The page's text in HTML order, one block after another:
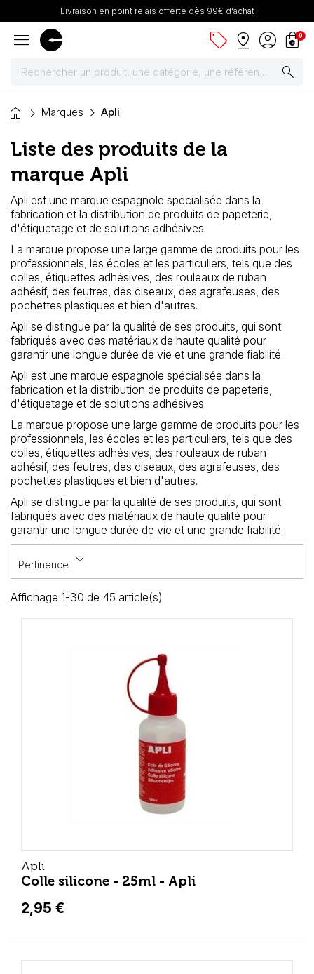
Livraison en point relais offerte dès 99€ d'achat
menu sell pin_drop account_circle shopping_bag
0
search
Peintures
Pinceaux & fournitures
Châssis, toiles & chevalets
Papiers
Dessin & arts graphiques
Cartons mousse & plume
Loisirs Créatifs
Coffrets & cadeaux
Encadrement
mail Contact / Aide
home Marques Apli
Liste des produits de la
marque Apli
Apli est une marque espagnole spécialisée dans la
fabrication et la distribution de produits de papeterie,
d'étiquetage et de solutions adhésives.
La marque propose une large gamme de produits pour les
professionnels, les écoles et les particuliers, tels que des
colles, étiquettes adhésives, des rouleaux de ruban
adhésif, des feutres, des ciseaux, des agrafeuses, des
pochettes plastiques et bien d'autres.
Apli se distingue par la qualité de ses produits, qui sont
fabriqués avec des matériaux de haute qualité pour
garantir une longue durée de vie et une grande fiabilité.
Apli est une marque espagnole spécialisée dans la
fabrication et la distribution de produits de papeterie,
d'étiquetage et de solutions adhésives.
La marque propose une large gamme de produits pour les
professionnels, les écoles et les particuliers, tels que des
colles, étiquettes adhésives, des rouleaux de ruban
adhésif, des feutres, des ciseaux, des agrafeuses, des
pochettes plastiques et bien d'autres.
Apli se distingue par la qualité de ses produits, qui sont
fabriqués avec des matériaux de haute qualité pour
garantir une longue durée de vie et une grande fiabilité.
Pertinence keyboard_arrow_down
Affichage 1-30 de 45 article(s)
Apli
Colle silicone - 25ml - Apli
2,95 €